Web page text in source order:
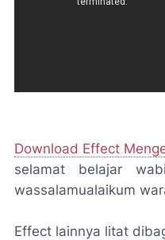
Download Effect
selamat belajar
wassalamualaikum
Effect lainnya litat